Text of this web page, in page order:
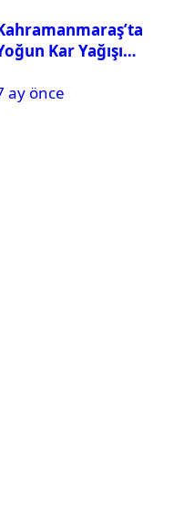
Kar Yağışı
ay önce